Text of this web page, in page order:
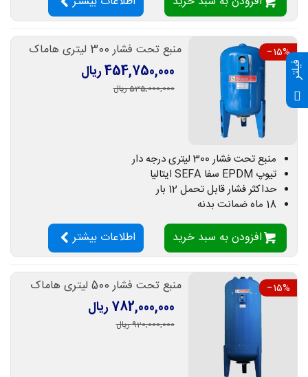
‎−15% منبع تحت فشار 300 لیتری هاماک
454,750,000 ریال
535,000,000 ریال
منبع تحت فشار 300 لیتری درجه دار
تیوپ EPDM سفا SEFA ایتالیا
حداکثر فشار قابل تحمل 12 بار
18 ماه ضمانت بدنه
افزودن به سبد خرید اطلاعات بیشتر
‎−15% منبع تحت فشار 500 لیتری هاماک
782,000,000 ریال
920,000,000 ریال
فیلتر